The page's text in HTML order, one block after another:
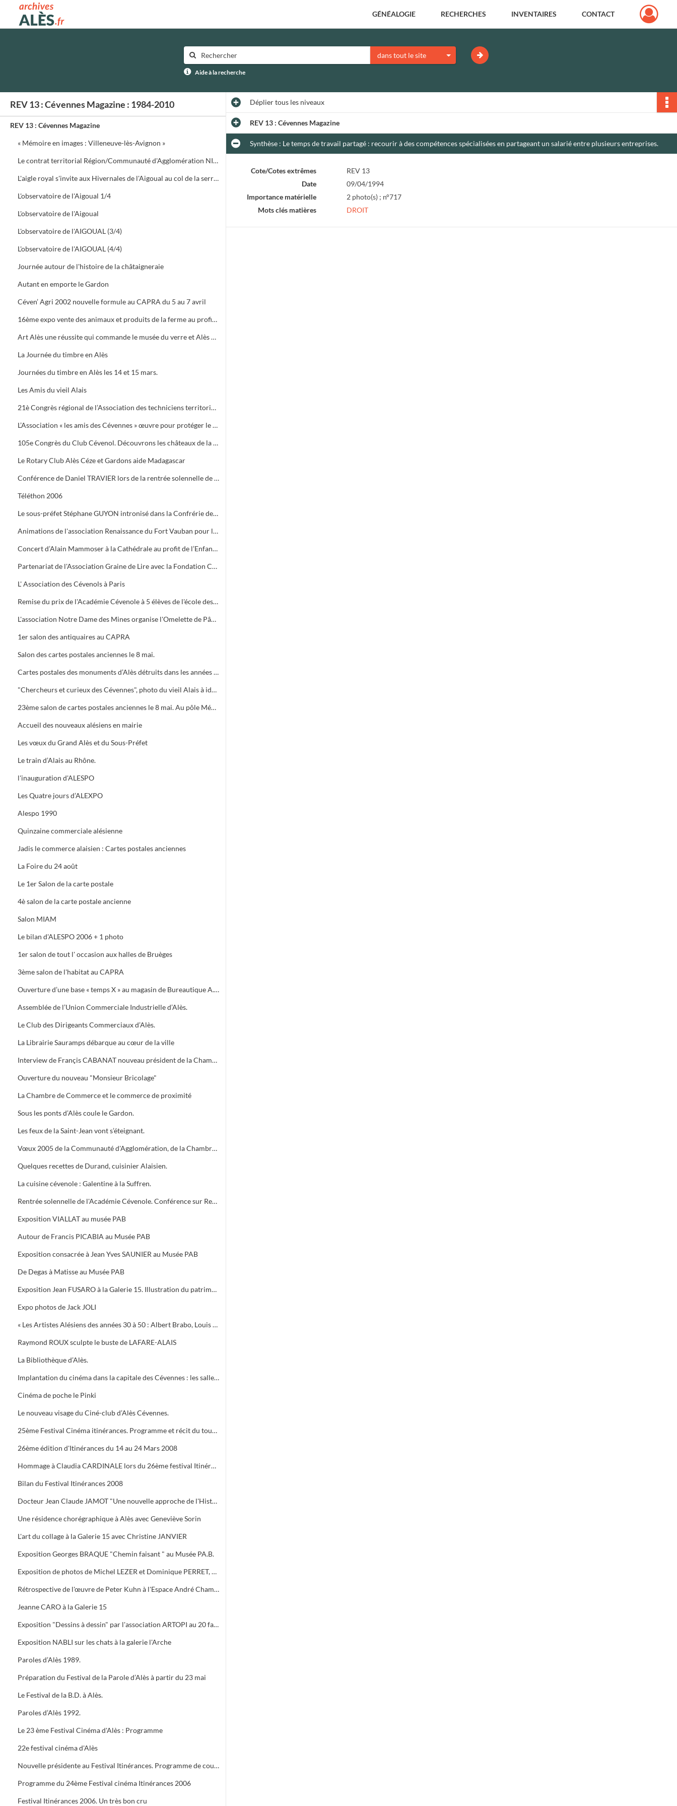
Archives municipales d'Alès GÉNÉALOGIE RECHERCHES INVENTAIRES CONTACT
dans tout le site
Aide à la recherche
REV 13 : Cévennes Magazine : 1984-2010
REV 13 : Cévennes Magazine
« Mémoire en images : Villeneuve-lès-Avignon »
Le contrat territorial Région/Communauté d'Agglomération NIMES Métropole
L'aigle royal s'invite aux Hivernales de l'Aigoual au col de la serreyrède. Programme de la journée
L'observatoire de l'Aigoual 1/4
L'observatoire de l'Aigoual
L'observatoire de l'AIGOUAL (3/4)
L'observatoire de l'AIGOUAL (4/4)
Journée autour de l'histoire de la châtaigneraie
Autant en emporte le Gardon
Céven’ Agri 2002 nouvelle formule au CAPRA du 5 au 7 avril
16ème expo vente des animaux et produits de la ferme au profit des orphelins des sapeurs-pompiers aux halles de Bruèges
Art Alès une réussite qui commande le musée du verre et Alès capitale des Cévennes, départ du chemin des verriers.
La Journée du timbre en Alès
Journées du timbre en Alès les 14 et 15 mars.
Les Amis du vieil Alais
21è Congrès régional de l’Association des techniciens territoriaux.
L’Association « les amis des Cévennes » œuvre pour protéger le patrimoine cévenol.
105e Congrès du Club Cévenol. Découvrons les châteaux de la Vaunage
Le Rotary Club Alès Céze et Gardons aide Madagascar
Conférence de Daniel TRAVIER lors de la rentrée solennelle de l'Académie Cévenole
Téléthon 2006
Le sous-préfet Stéphane GUYON intronisé dans la Confrérie des Mange Tripes
Animations de l'association Renaissance du Fort Vauban pour le Téléthon
Concert d’Alain Mammoser à la Cathédrale au profit de l’Enfance Inadaptée.
Partenariat de l'Association Graine de Lire avec la Fondation Crédit Mutuel
L' Association des Cévenols à Paris
Remise du prix de l'Académie Cévenole à 5 élèves de l'école des Mines pour leur travail sur la mine et ses conséquences sur l'économie et les paysages.
L'association Notre Dame des Mines organise l'Omelette de Pâques à l'Ermitage
1er salon des antiquaires au CAPRA
Salon des cartes postales anciennes le 8 mai.
Cartes postales des monuments d’Alès détruits dans les années 1960.
"Chercheurs et curieux des Cévennes", photo du vieil Alais à identifier.
23ème salon de cartes postales anciennes le 8 mai. Au pôle Mécanique grand prix camion
Accueil des nouveaux alésiens en mairie
Les vœux du Grand Alès et du Sous-Préfet
Le train d’Alais au Rhône.
l'inauguration d'ALESPO
Les Quatre jours d’ALEXPO
Alespo 1990
Quinzaine commerciale alésienne
Jadis le commerce alaisien : Cartes postales anciennes
La Foire du 24 août
Le 1er Salon de la carte postale
4è salon de la carte postale ancienne
Salon MIAM
Le bilan d'ALESPO 2006 + 1 photo
1er salon de tout l' occasion aux halles de Bruèges
3ème salon de l'habitat au CAPRA
Ouverture d’une base « temps X » au magasin de Bureautique A.M.C., 40 Avenue du Général de Gaule à Alès.
Assemblée de l’Union Commerciale Industrielle d’Alès.
Le Club des Dirigeants Commerciaux d’Alès.
La Librairie Sauramps débarque au cœur de la ville
Interview de Françis CABANAT nouveau président de la Chambre de Commerce
Ouverture du nouveau "Monsieur Bricolage"
La Chambre de Commerce et le commerce de proximité
Sous les ponts d’Alès coule le Gardon.
Les feux de la Saint-Jean vont s’éteignant.
Vœux 2005 de la Communauté d'Agglomération, de la Chambre de Commerce, 5 bougies pour la Médiathèque
Quelques recettes de Durand, cuisinier Alaisien.
La cuisine cévenole : Galentine à la Suffren.
Rentrée solennelle de l'Académie Cévenole. Conférence sur Renoir et Albert ANDRE, une amitié (1894-1919)
Exposition VIALLAT au musée PAB
Autour de Francis PICABIA au Musée PAB
Exposition consacrée à Jean Yves SAUNIER au Musée PAB
De Degas à Matisse au Musée PAB
Exposition Jean FUSARO à la Galerie 15. Illustration du patrimoine alésien
Expo photos de Jack JOLI
« Les Artistes Alésiens des années 30 à 50 : Albert Brabo, Louis Cabanes, Louis Arcaix et René Aberlenc » par Annie Corbier
Raymond ROUX sculpte le buste de LAFARE-ALAIS
La Bibliothèque d’Alès.
Implantation du cinéma dans la capitale des Cévennes : les salles du début du siècle à nos jours.
Cinéma de poche le Pinki
Le nouveau visage du Ciné-club d’Alès Cévennes.
25ème Festival Cinéma itinérances. Programme et récit du tournage dans les cévennes d' "Un homme de trop"
26ème édition d'Itinérances du 14 au 24 Mars 2008
Hommage à Claudia CARDINALE lors du 26ème festival Itinérances. En photo avec Max ROUSTAN, Maire
Bilan du Festival Itinérances 2008
Docteur Jean Claude JAMOT "Une nouvelle approche de l'Histoire et de l'Archéologie appliquée aux Celtes
Une résidence chorégraphique à Alès avec Geneviève Sorin
L'art du collage à la Galerie 15 avec Christine JANVIER
Exposition Georges BRAQUE "Chemin faisant " au Musée PA.B.
Exposition de photos de Michel LEZER et Dominique PERRET, de peintures de Monique SANTORO à l'OFFICE DE TOURISME pour la Féria d'Alès
Rétrospective de l'œuvre de Peter Kuhn à l'Espace André Chamson. Exposition consacrée à Vauban à l'OFFICE DE TOURISME. Présentation de saison hors les murs du cratère
Jeanne CARO à la Galerie 15
Exposition "Dessins à dessin" par l'association ARTOPI au 20 faubourg du Soleil
Exposition NABLI sur les chats à la galerie l'Arche
Paroles d’Alès 1989.
Préparation du Festival de la Parole d’Alès à partir du 23 mai
Le Festival de la B.D. à Alès.
Paroles d’Alès 1992.
Le 23 ème Festival Cinéma d'Alès : Programme
22e festival cinéma d'Alès
Nouvelle présidente au Festival Itinérances. Programme de courts métrages de Jacques TATI
Programme du 24ème Festival cinéma Itinérances 2006
Festival Itinérances 2006. Un très bon cru
Dépliertous les niveaux
REV 13 : Cévennes Magazine
Synthèse : Le temps de travail partagé : recourir à des compétences spécialisées en partageant un salarié entre plusieurs entreprises.
Cote/Cotes extrêmes
REV 13
Date
09/04/1994
Importance matérielle
2 photo(s) ; n°717
Mots clés matières
DROIT